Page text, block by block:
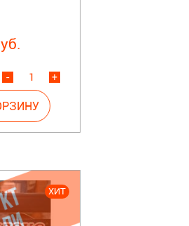
+
-
ХИТ